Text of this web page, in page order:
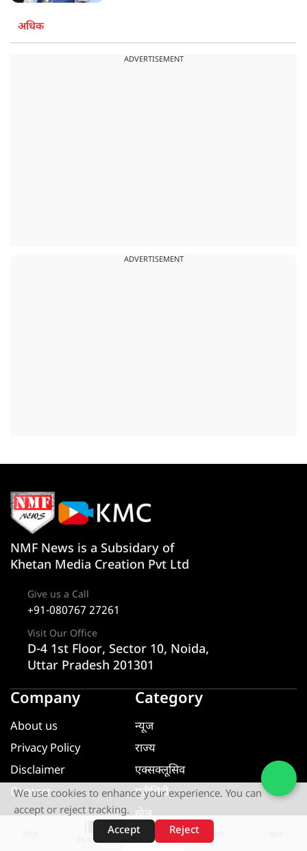
अधिक
ADVERTISEMENT
ADVERTISEMENT
वेब स्टोरीज़
NMF News is a Subsidary of
Khetan Media Creation Pvt Ltd
Give us a Call
+91-080767 27261
Visit Our Office
D-4 1st Floor, Sector 10, Noida,
Uttar Pradesh 201301
Company
About us
Privacy Policy
Disclaimer
Contact
Category
न्यूज
राज्य
एक्सक्लूसिव
यूटीलिटी
खेल
मनोरंजन
We use cookies to enhance your experience. You can
accept or reject tracking.
Accept
Reject